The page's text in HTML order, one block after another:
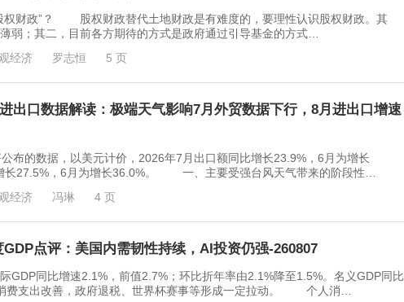
财政”？ 股权财政替代土地财政是有难度的，要理性认识股权财政。其
弱；其二，目前各方期待的方式是政府通过引导基金的方式…
经济 罗志恒 5 页
出口数据解读：极端天气影响7月外贸数据下行，8月进出口增速
的数据，以美元计价，2026年7月出口额同比增长23.9%，6月为增长
长27.5%，6月为增长36.0%。 一、主要受强台风天气带来的阶段性…
经济 冯琳 4 页
点评：美国内需韧性持续，AI投资仍强-260807
同比增速2.1%，前值2.7%；环比折年率由2.1%降至1.5%。名义GDP同比
费支出改善，政府退税、世界杯赛事等形成一定拉动。 个人消…